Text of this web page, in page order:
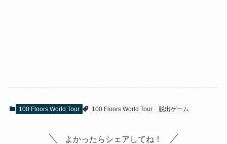
100 Floors World Tour 100 Floors World Tour 脱出ゲーム
よかったらシェアしてね！